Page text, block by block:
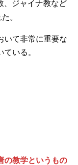
、ジャイナ教など
。
いて非常に重要な
いる。
の教学というもの